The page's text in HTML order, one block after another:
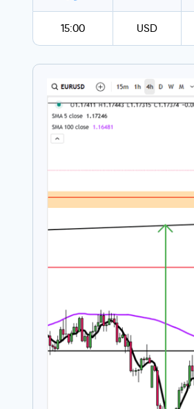
15:00 USD